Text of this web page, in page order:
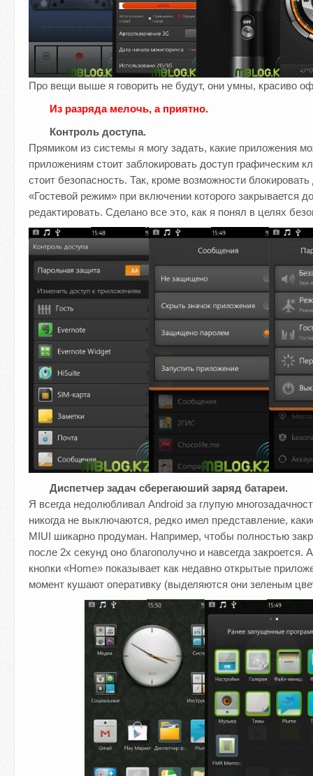
Про вещи выше я говорить не будут, они умны, красиво
Из разряда мелочь, а приятно.
Контроль доступа.
Прямиком из системы я могу задать, какие приложения
приложениям стоит заблокировать доступ графическим
стоит безопасность. Так, кроме возможности
«Гостевой режим» при включении которого закрывается
редактировать. Сделано все это, как я понял в целях
Диспетчер задач сберегаюший заряд батареи.
Я всегда недолюбливал Android за глупую
никогда не выключаются, редко имел представление,
MIUI шикарно продуман. Например, чтобы полностью
после 2х секунд оно благополучно и навсегда
кнопки «Home» показывает как недавно открытые
момент кушают оперативку (выделяются они зеленым